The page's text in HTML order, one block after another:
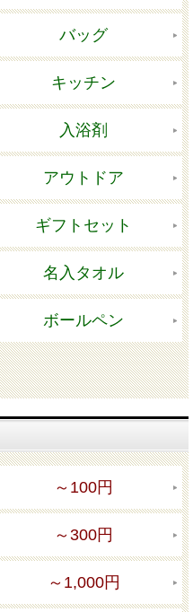
バッグ
キッチン
入浴剤
アウトドア
ギフトセット
名入タオル
ボールペン
～100円
～300円
～1,000円